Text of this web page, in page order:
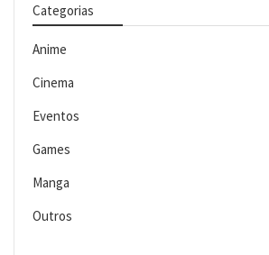
Categorias
Anime
Cinema
Eventos
Games
Manga
Outros